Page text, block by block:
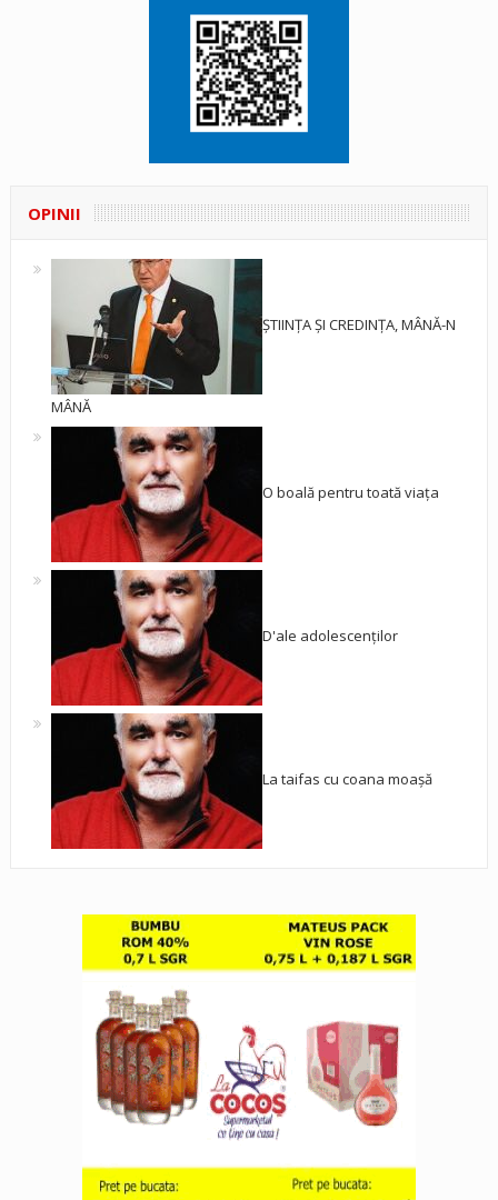
OPINII
ȘTIINȚA ȘI CREDINȚA, MÂNĂ-N
MÂNĂ
O boală pentru toată viața
D'ale adolescenților
La taifas cu coana moașă